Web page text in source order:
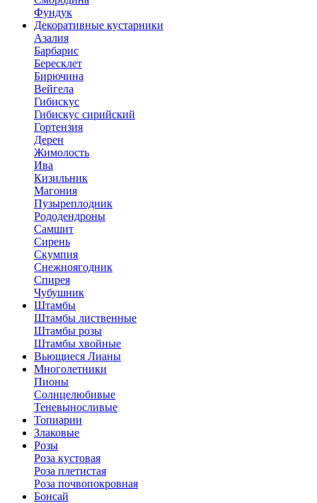
Фундук
Декоративные кустарники
Азалия
Барбарис
Бересклет
Бирючина
Вейгела
Гибискус
Гибискус сирийский
Гортензия
Дерен
Жимолость
Ива
Кизильник
Магония
Пузыреплодник
Рододендроны
Самшит
Сирень
Скумпия
Снежноягодник
Спирея
Чубушник
Штамбы
Штамбы лиственные
Штамбы розы
Штамбы хвойные
Вьющиеся Лианы
Многолетники
Пионы
Солнцелюбивые
Теневыносливые
Топиарии
Злаковые
Розы
Роза кустовая
Роза плетистая
Роза почвопокровная
Бонсай